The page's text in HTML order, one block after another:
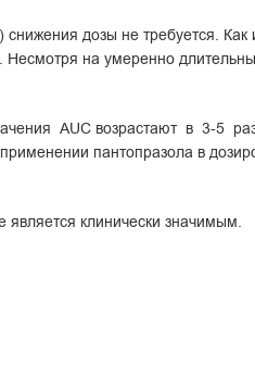
дозы не требуется. Как
Несмотря на умеренно
AUC возрастают в 3-5
пантопразола в
клинически значимым.